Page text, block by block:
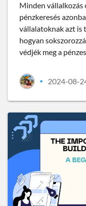
Minden vállalkozás
pénzkeresés
vállalatoknak azt is
hogyan
védjék meg a
• 2024-08-